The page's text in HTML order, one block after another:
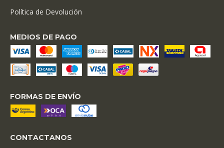
Política de Devolución
MEDIOS DE PAGO
FORMAS DE ENVÍO
CONTACTANOS